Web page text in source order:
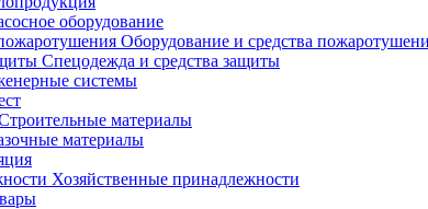
оборудование
Оборудование и средства
Спецодежда и средства защиты
системы
материалы
материалы
Хозяйственные принадлежности